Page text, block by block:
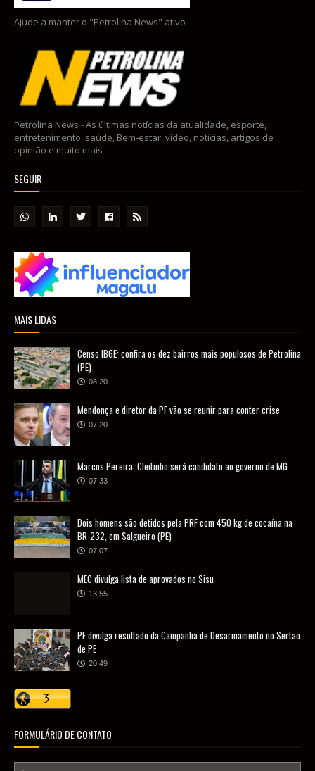
Ajude a manter o "Petrolina News" ativo
Petrolina News - As últimas notícias da atualidade, esporte,
entretenimento, saúde, Bem-estar, vídeo, noticias, artigos de
opinião e muito mais
SEGUIR
MAIS LIDAS
Censo IBGE: confira os dez bairros mais populosos de Petrolina
(PE)
08:20
Mendonça e diretor da PF vão se reunir para conter crise
07:20
Marcos Pereira: Cleitinho será candidato ao governo de MG
07:33
Dois homens são detidos pela PRF com 450 kg de cocaína na
BR-232, em Salgueiro (PE)
07:07
MEC divulga lista de aprovados no Sisu
13:55
PF divulga resultado da Campanha de Desarmamento no Sertão
de PE
20:49
FORMULÁRIO DE CONTATO